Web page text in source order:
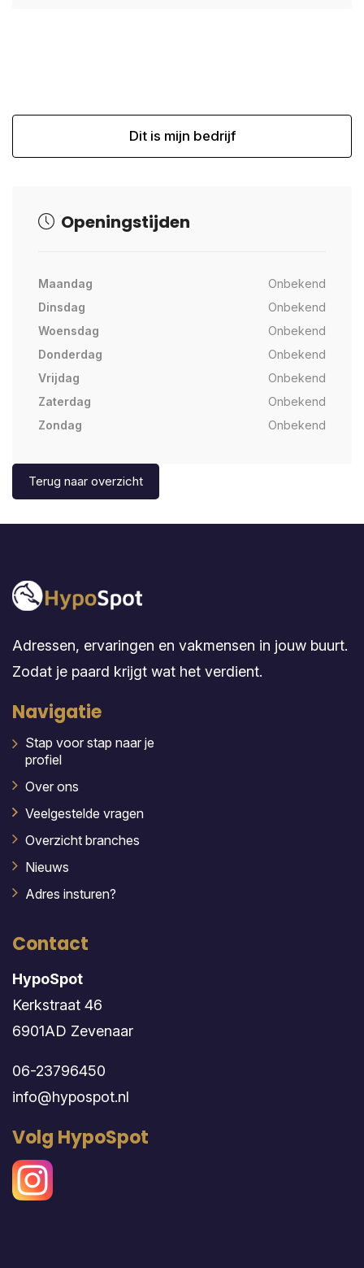
Dit is mijn bedrijf
Openingstijden
Maandag
Onbekend
Dinsdag
Onbekend
Woensdag
Onbekend
Donderdag
Onbekend
Vrijdag
Onbekend
Zaterdag
Onbekend
Zondag
Onbekend
Terug naar overzicht
Adressen, ervaringen en vakmensen in jouw buurt.
Zodat je paard krijgt wat het verdient.
Navigatie
Stap voor stap naar je
profiel
Over ons
Veelgestelde vragen
Overzicht branches
Nieuws
Adres insturen?
Contact
HypoSpot
Kerkstraat 46
6901AD Zevenaar
06-23796450
info@hypospot.nl
Volg HypoSpot